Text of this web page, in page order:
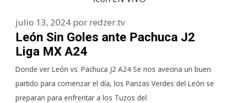
León Sin Goles ante Pachuca J2
Liga MX A24
julio 13, 2024 por redzer.tv
Donde ver León vs. Pachuca J2 A24 Se nos avecina un buen
partido para comenzar el día, los Panzas Verdes del León se
preparan para enfrentar a los Tuzos del